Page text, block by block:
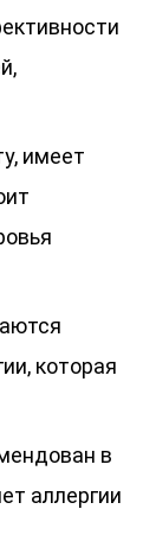
имеет
которая
в
аллергии